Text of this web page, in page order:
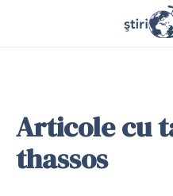
Articole cu
thassos